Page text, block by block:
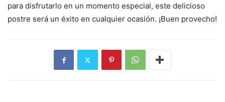
para disfrutarlo en un momento especial, este delicioso
postre será un éxito en cualquier ocasión. ¡Buen provecho!